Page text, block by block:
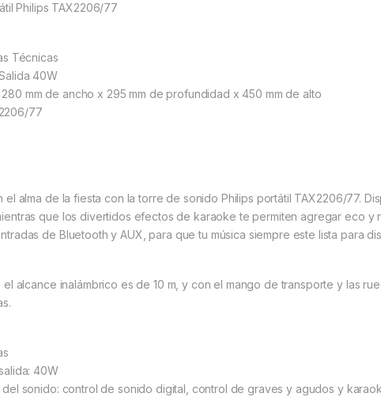
Philips TAX2206/77
Técnicas
40W
mm de ancho x 295 mm de profundidad x 450 mm de alto
77
el alma de la fiesta con la torre de sonido Philips portátil TAX2206/77.
que los divertidos efectos de karaoke te permiten agregar eco y
de Bluetooth y AUX, para que tu música siempre este lista para
alcance inalámbrico es de 10 m, y con el mango de transporte y las
40W
del sonido: control de sonido digital, control de graves y agudos y